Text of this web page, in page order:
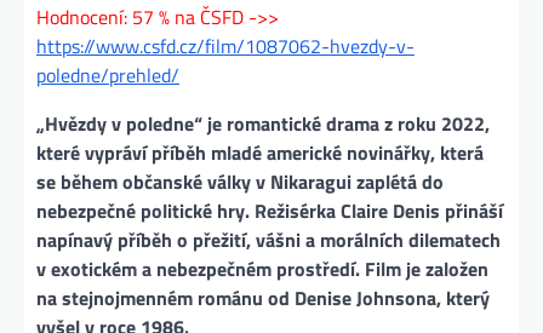
Hodnocení: 57 % na ČSFD ->>
https://www.csfd.cz/film/1087062-hvezdy-v-
poledne/prehled/
„Hvězdy v poledne“ je romantické drama z roku 2022,
které vypráví příběh mladé americké novinářky, která
se během občanské války v Nikaragui zaplétá do
nebezpečné politické hry. Režisérka Claire Denis přináší
napínavý příběh o přežití, vášni a morálních dilematech
v exotickém a nebezpečném prostředí. Film je založen
na stejnojmenném románu od Denise Johnsona, který
vyšel v roce 1986.